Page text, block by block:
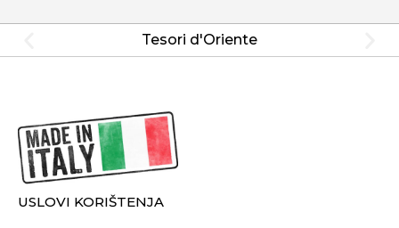
Tesori d'Oriente
USLOVI KORIŠTENJA